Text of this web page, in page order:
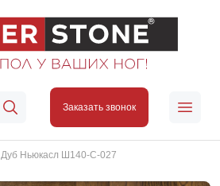
Заказать звонок
Дуб Ньюкасл Ш140-С-027